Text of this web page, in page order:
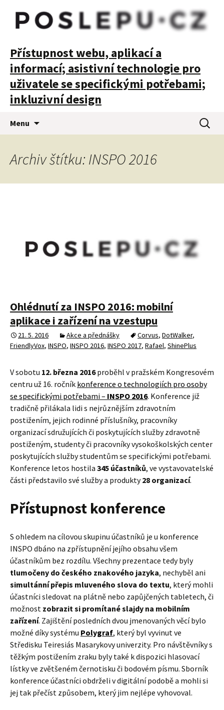
POSLEPU
Přístupnost webu, aplikací a
informací; asistivní technologie pro
uživatele se specifickými potřebami;
inkluzivní design
Menu
webu
Archiv štítku: INSPO 2016
Ohlédnutí za INSPO 2016: mobilní
aplikace i zařízení na vzestupu
21. 5. 2016 Akce a přednášky Corvus, DotWalker,
FriendlyVox, INSPO, INSPO 2016, INSPO 2017, Rafael, ShinePlus
V sobotu 12. března 2016proběhl v pražském Kongresovém
centru už 16. ročník konference o technologiích pro osoby
se specifickými potřebami – INSPO 2016. Konference již
tradičně přilákala lidi s nejrůznějším zdravotním
postižením, jejich rodinné příslušníky, pracovníky
organizací sdružujících či poskytujících služby zdravotně
postiženým, studenty či pracovníky vysokoškolských center
poskytujících služby studentům se specifickými potřebami.
Konference letos hostila 345 účastníků, ve vystavovatelské
části představilo své služby a produkty28 organizací.
Přístupnost konference
S ohledem na cílovou skupinu účastníků je u konference
INSPO dbáno na zpřístupnění jejího obsahu všem
účastníkům bez rozdílu. Všechny prezentace tedy byly
tlumočeny do českého znakového jazyka, nechyběl ani
simultánní přepis mluveného slova do textu, který mohli
účastníci sledovat na plátně nebo zapůjčených tabletech, či
možnost zobrazit si promítané slajdy na mobilním
zařízení. Zajištění posledních dvou jmenovaných věcí bylo
možné díky systému Polygraf, který byl vyvinut ve
Středisku Teiresiás Masarykovy univerzity. Pro návštěvníky s
těžkým postižením zraku byly také k dispozici hlasovací
lístky ve zvětšeném černotisku či bodovém písmu. Sborník
konference účastníci obdrželi v digitální podobě a mohli si
jej tak přečíst způsobem, který jim nejlépe vyhovoval.